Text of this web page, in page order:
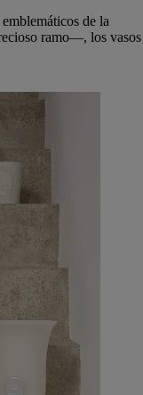
de la
ramo—, los vasos